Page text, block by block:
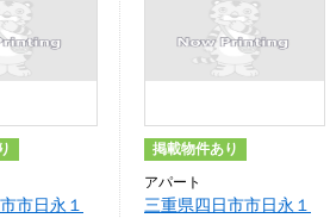
市日永１
掲載物件あり
アパート
三重県四日市市日永１